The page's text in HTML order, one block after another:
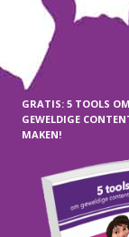
GRATIS: 5 TOOLS OM
GEWELDIGE
MAKEN!